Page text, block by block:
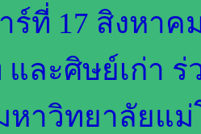
ร์ที่ 17 สิงหาค
และศิษย์เก่า
าวิทยาลัยแม่